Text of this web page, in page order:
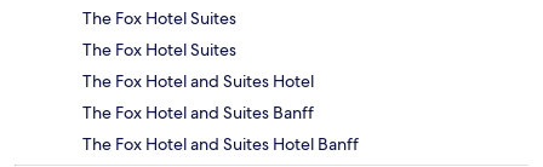
The Fox Hotel Suites
The Fox Hotel Suites
The Fox Hotel and Suites Hotel
The Fox Hotel and Suites Banff
The Fox Hotel and Suites Hotel Banff